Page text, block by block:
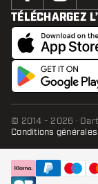
TÉLÉCHARGEZ
© 2014 - 2026 ·
Conditions générales